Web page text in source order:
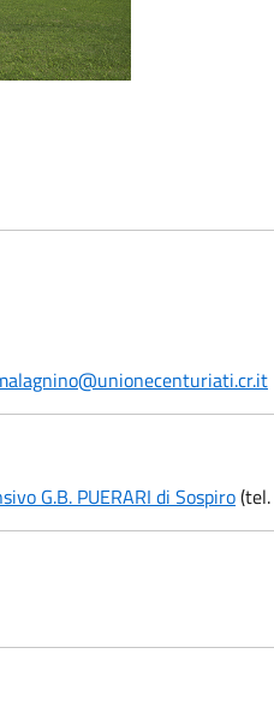
G.B. PUERARI di Sospiro(tel.